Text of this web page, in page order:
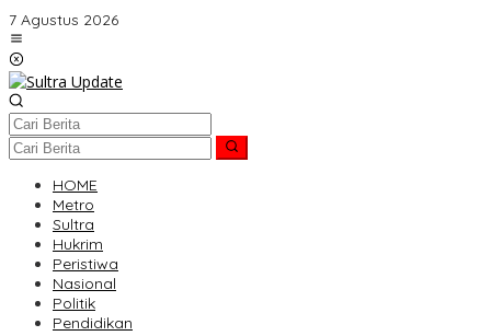
Lewati
ke
konten
7 Agustus 2026
HOME
Metro
Sultra
Hukrim
Peristiwa
Nasional
Politik
Pendidikan